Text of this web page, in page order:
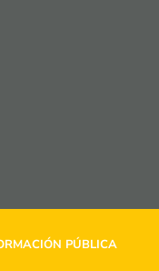
PÚBLICA